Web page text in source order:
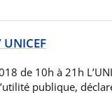
UNICEF
de 10h à 21h
publique,